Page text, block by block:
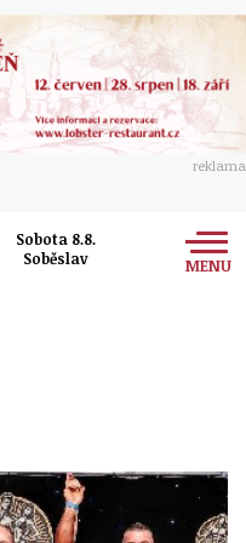
reklama
Sobota 8.8.
Soběslav
MENU